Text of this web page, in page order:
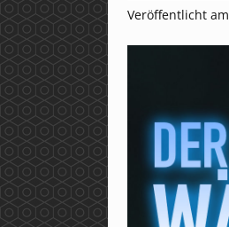
Veröffentlicht am